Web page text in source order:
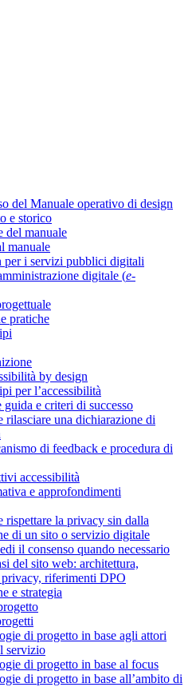
del Manuale operativo di design
e storico
del manuale
manuale
per i servizi pubblici digitali
digitale (e-
pratiche
by design
per l’accessibilità
guida e criteri di successo
rilasciare una dichiarazione di
di feedback e procedura di
accessibilità
e approfondimenti
rispettare la privacy sin dalla
di un sito o servizio digitale
il consenso quando necessario
del sito web: architettura,
riferimenti DPO
e strategia
di progetto in base agli attori
servizio
di progetto in base al focus
di progetto in base all’ambito di